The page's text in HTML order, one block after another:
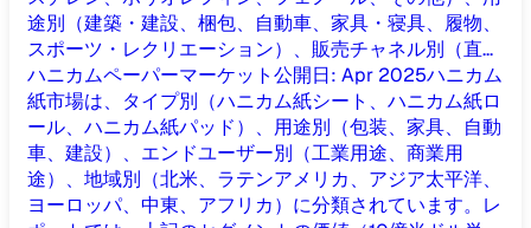
途別（建築・建設、梱包、自動車、家具・寝具、履物、
スポーツ・レクリエーション）、販売チャネル別（直...
ハニカムペーパーマーケット公開日: Apr 2025ハニカム
紙市場は、タイプ別（ハニカム紙シート、ハニカム紙ロ
ール、ハニカム紙パッド）、用途別（包装、家具、自動
車、建設）、エンドユーザー別（工業用途、商業用
途）、地域別（北米、ラテンアメリカ、アジア太平洋、
ヨーロッパ、中東、アフリカ）に分類されています。レ